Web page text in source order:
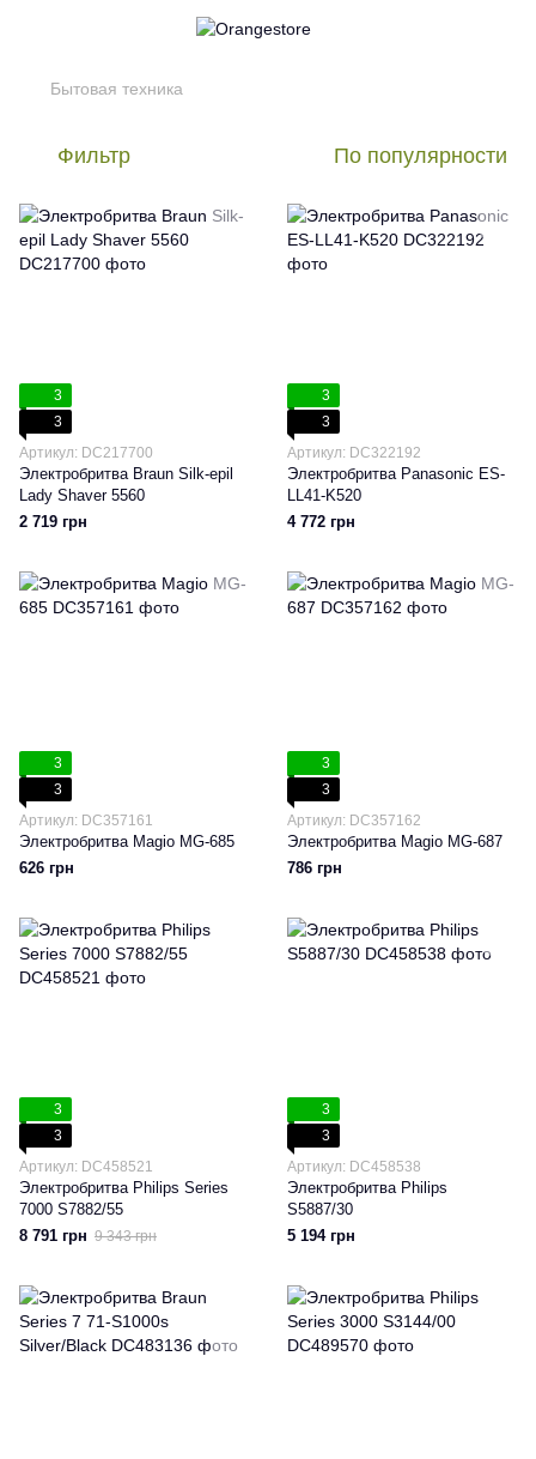
Бытовая техника
Фильтр По популярности
3
3
Артикул: DC217700
Электробритва Braun Silk-epil
Lady Shaver 5560
2 719 грн
3
3
Артикул: DC322192
Электробритва Panasonic ES-
LL41-K520
4 772 грн
3
3
Артикул: DC357161
Электробритва Magio MG-685
626 грн
3
3
Артикул: DC357162
Электробритва Magio MG-687
786 грн
3
3
Артикул: DC458521
Электробритва Philips Series
7000 S7882/55
8 791 грн 9 343 грн
3
3
Артикул: DC458538
Электробритва Philips
S5887/30
5 194 грн